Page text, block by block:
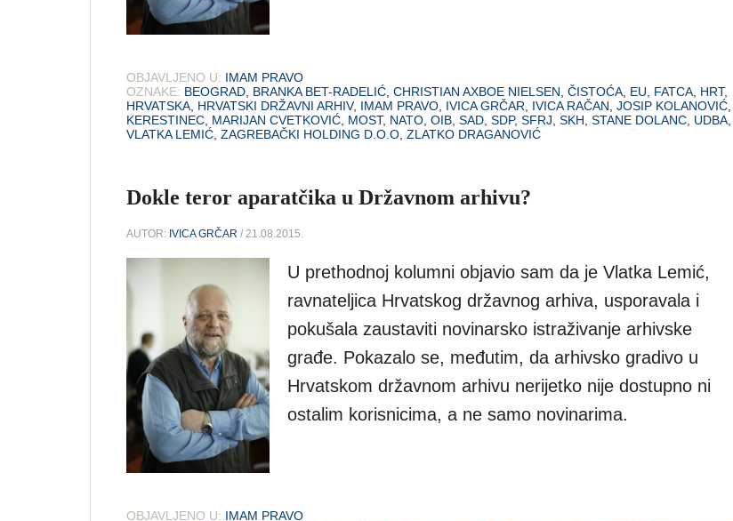
OBJAVLJENO U: IMAM PRAVO
OZNAKE: BEOGRAD, BRANKA BET-RADELIĆ, CHRISTIAN AXBOE NIELSEN, ČISTOĆA, EU, FATCA, HRT,
HRVATSKA, HRVATSKI DRŽAVNI ARHIV, IMAM PRAVO, IVICA GRČAR, IVICA RAČAN, JOSIP KOLANOVIĆ,
KERESTINEC, MARIJAN CVETKOVIĆ, MOST, NATO, OIB, SAD, SDP, SFRJ, SKH, STANE DOLANC, UDBA,
VLATKA LEMIĆ, ZAGREBAČKI HOLDING D.O.O, ZLATKO DRAGANOVIĆ
Dokle teror aparatčika u Državnom arhivu?
AUTOR: IVICA GRČAR / 21.08.2015.
U prethodnoj kolumni objavio sam da je Vlatka Lemić,
ravnateljica Hrvatskog državnog arhiva, usporavala i
pokušala zaustaviti novinarsko istraživanje arhivske
građe. Pokazalo se, međutim, da arhivsko gradivo u
Hrvatskom državnom arhivu nerijetko nije dostupno ni
ostalim korisnicima, a ne samo novinarima.
OBJAVLJENO U: IMAM PRAVO